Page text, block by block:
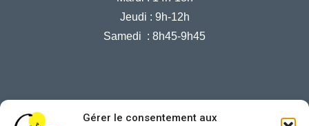
Gérer le consentement aux
Jeudi : 9h-12h
Samedi : 8h45-9h45